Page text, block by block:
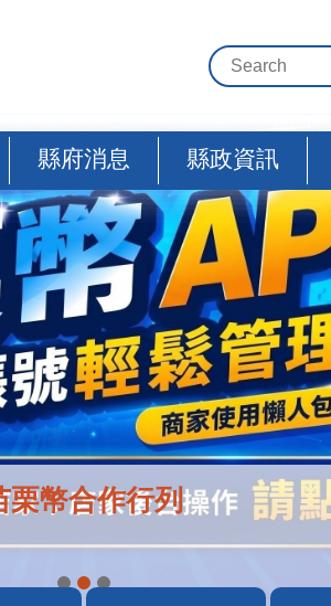
縣府消息 縣政資訊
幣合作行列